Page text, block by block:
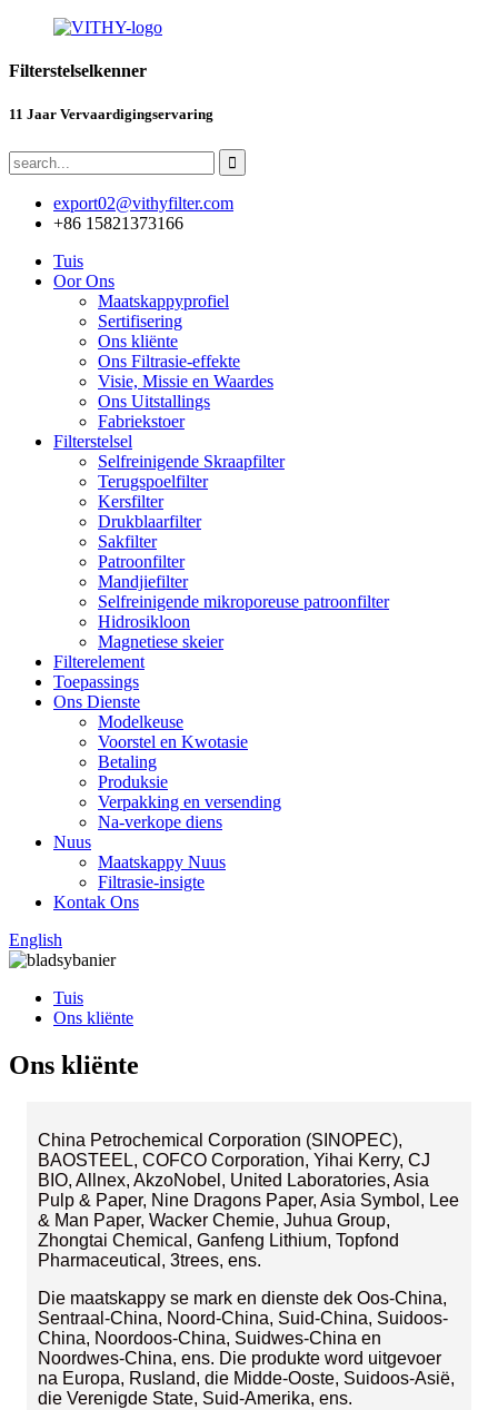
Filterstelselkenner
11 Jaar Vervaardigingservaring
export02@vithyfilter.com
+86 15821373166
Tuis
Oor Ons
Maatskappyprofiel
Sertifisering
Ons kliënte
Ons Filtrasie-effekte
Visie, Missie en Waardes
Ons Uitstallings
Fabriekstoer
Filterstelsel
Selfreinigende Skraapfilter
Terugspoelfilter
Kersfilter
Drukblaarfilter
Sakfilter
Patroonfilter
Mandjiefilter
Selfreinigende mikroporeuse patroonfilter
Hidrosikloon
Magnetiese skeier
Filterelement
Toepassings
Ons Dienste
Modelkeuse
Voorstel en Kwotasie
Betaling
Produksie
Verpakking en versending
Na-verkope diens
Nuus
Maatskappy Nuus
Filtrasie-insigte
Kontak Ons
English
Tuis
Ons kliënte
Ons kliënte
China Petrochemical Corporation (SINOPEC),
BAOSTEEL, COFCO Corporation, Yihai Kerry, CJ
BIO, Allnex, AkzoNobel, United Laboratories, Asia
Pulp & Paper, Nine Dragons Paper, Asia Symbol, Lee
& Man Paper, Wacker Chemie, Juhua Group,
Zhongtai Chemical, Ganfeng Lithium, Topfond
Pharmaceutical, 3trees, ens.
Die maatskappy se mark en dienste dek Oos-China,
Sentraal-China, Noord-China, Suid-China, Suidoos-
China, Noordoos-China, Suidwes-China en
Noordwes-China, ens. Die produkte word uitgevoer
na Europa, Rusland, die Midde-Ooste, Suidoos-Asië,
die Verenigde State, Suid-Amerika, ens.